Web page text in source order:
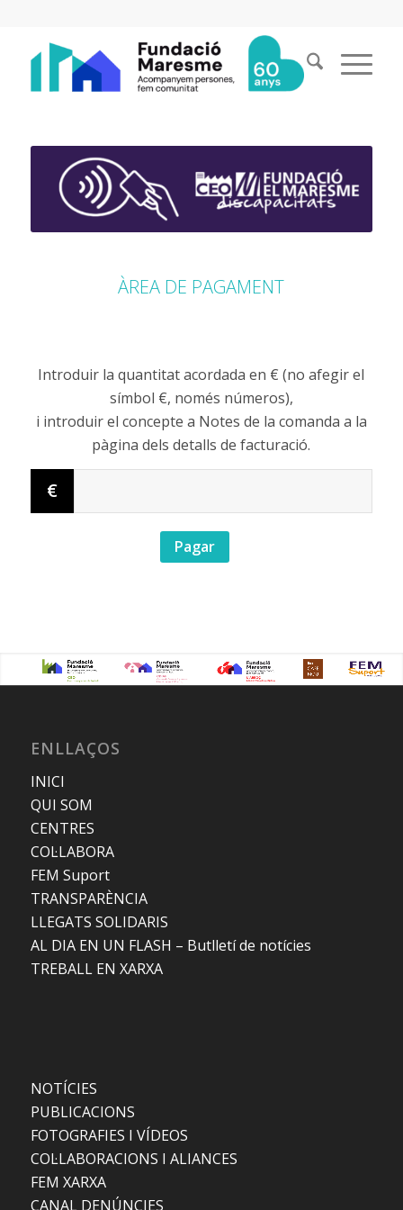
ÀREA DE PAGAMENT
Introduir la quantitat acordada en € (no afegir el
símbol €, només números),
i introduir el concepte a Notes de la comanda a la
pàgina dels detalls de facturació.
€
Pagar
ENLLAÇOS
INICI
QUI SOM
CENTRES
COL·LABORA
FEM Suport
TRANSPARÈNCIA
LLEGATS SOLIDARIS
AL DIA EN UN FLASH – Butlletí de notícies
TREBALL EN XARXA
NOTÍCIES
PUBLICACIONS
FOTOGRAFIES I VÍDEOS
COL·LABORACIONS I ALIANCES
FEM XARXA
CANAL DENÚNCIES